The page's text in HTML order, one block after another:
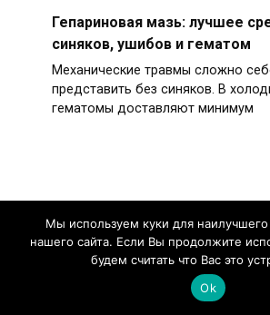
Гепариновая мазь: лучшее
синяков, ушибов и гематом
Механические травмы сложно
представить без синяков. В
гематомы доставляют минимум
эффективные средства для
кровоточивости и воспаления
Мазь для десен — лекарственное
активно использующееся в
Мы используем куки для
нашего сайта. Если Вы продолжите
будем считать что Вас это
Ok